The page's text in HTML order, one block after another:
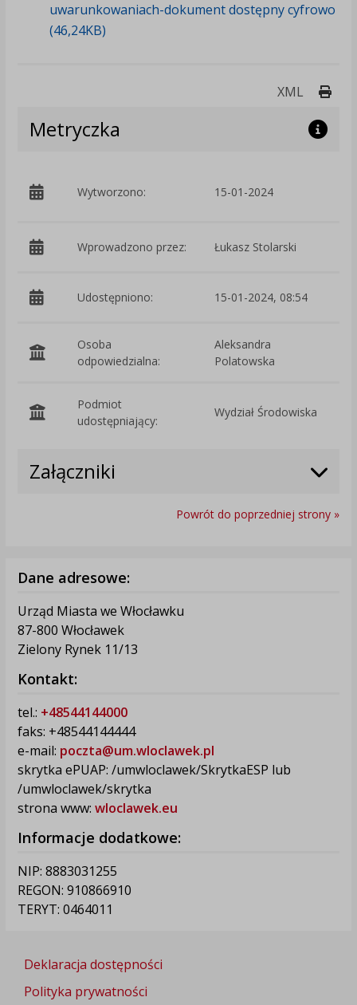
uwarunkowaniach-dokument dostępny cyfrowo
(46,24KB)
XML
Metryczka
Wytworzono: 15-01-2024
Wprowadzono przez: Łukasz Stolarski
Udostępniono: 15-01-2024, 08:54
Osoba
odpowiedzialna:
Aleksandra
Polatowska
Podmiot
udostępniający:
Wydział Środowiska
Załączniki
Powrót do poprzedniej strony »
Dane adresowe:
Urząd Miasta we Włocławku
87-800 Włocławek
Zielony Rynek 11/13
Kontakt:
tel.: +48544144000
faks: +48544144444
e-mail: poczta@um.wloclawek.pl
skrytka ePUAP: /umwloclawek/SkrytkaESP lub
/umwloclawek/skrytka
strona www: wloclawek.eu
Informacje dodatkowe:
NIP: 8883031255
REGON: 910866910
TERYT: 0464011
Deklaracja dostępności
Polityka prywatności